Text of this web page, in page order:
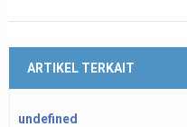
ARTIKEL TERKAIT
undefined